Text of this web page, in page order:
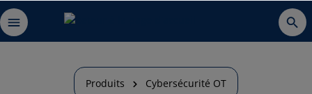
Produits Cybersécurité OT